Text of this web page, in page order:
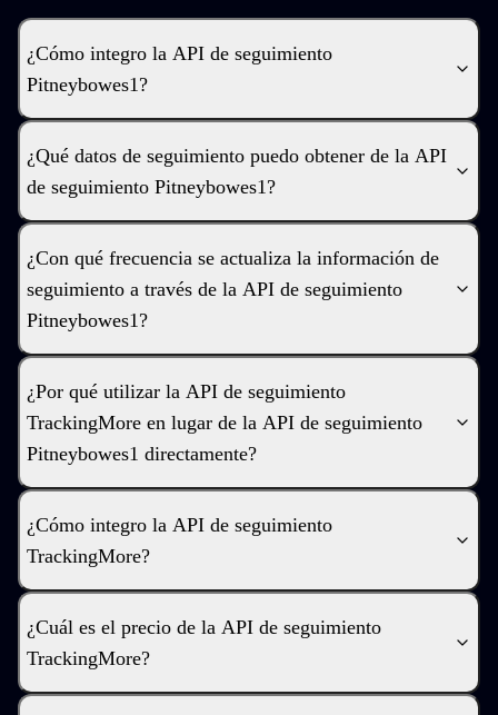
¿Cómo integro la API de seguimiento
Pitneybowes1?
¿Qué datos de seguimiento puedo obtener de la API
de seguimiento Pitneybowes1?
¿Con qué frecuencia se actualiza la información de
seguimiento a través de la API de seguimiento
Pitneybowes1?
¿Por qué utilizar la API de seguimiento
TrackingMore en lugar de la API de seguimiento
Pitneybowes1 directamente?
¿Cómo integro la API de seguimiento
TrackingMore?
¿Cuál es el precio de la API de seguimiento
TrackingMore?